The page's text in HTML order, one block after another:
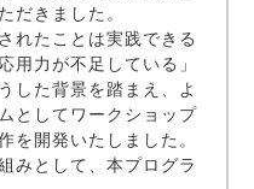
だきました。
れたことは実践できる
用力が不足している」
した背景を踏まえ、よ
としてワークショップ
を開発いたしました。
みとして、本プログラ